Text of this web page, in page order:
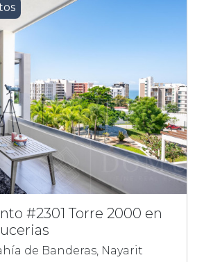
#2301 Torre 2000 en
de Banderas, Nayarit